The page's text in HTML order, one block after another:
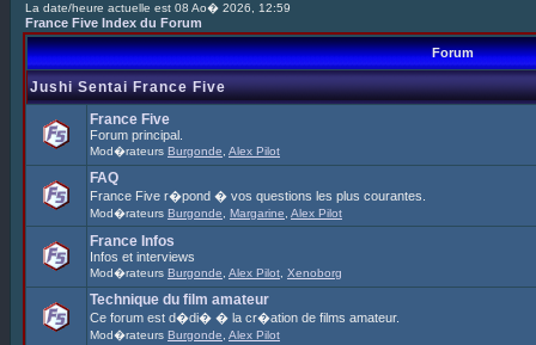
La date/heure actuelle est 08 Ao� 2026, 12:59
France Five Index du Forum
Forum
Jushi Sentai France Five
France Five
Forum principal.
Mod�rateurs Burgonde Alex Pilot
FAQ
France Five r�pond � vos questions les plus courantes.
Mod�rateurs Burgonde Margarine Alex Pilot
France Infos
Infos et interviews
Mod�rateurs Burgonde Alex Pilot Xenoborg
Technique du film amateur
Ce forum est d�di� � la cr�ation de films amateur.
Mod�rateurs Burgonde Alex Pilot